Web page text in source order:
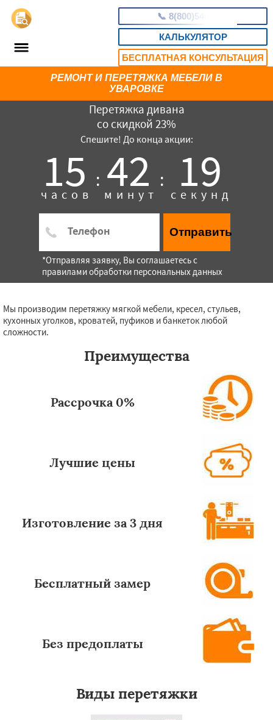
📞 8(800)5403465
КАЛЬКУЛЯТОР
БЕСПЛАТНАЯ КОНСУЛЬТАЦИЯ
Перетяжка дивана
со скидкой 23%
Спешите! До конца акции:
15 :
часов 42 :
минут 17
секунд
Отправить
*Отправляя заявку, Вы соглашаетесь с
правилами обработки персональных данных
РЕМОНТ И ПЕРЕТЯЖКА МЕБЕЛИ В
УВАРОВКЕ
Мы производим перетяжку мягкой мебели, кресел, стульев,
кухонных уголков, кроватей, пуфиков и банкеток любой
сложности.
Преимущества
Рассрочка 0%
Лучшие цены
Изготовление за 3 дня
Бесплатный замер
Без предоплаты
Виды перетяжки